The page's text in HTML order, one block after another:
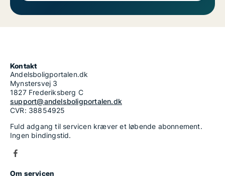
Kontakt
Andelsboligportalen.dk
Mynstersvej 3
1827 Frederiksberg C
support@andelsboligportalen.dk
CVR: 38854925
Fuld adgang til servicen kræver et løbende abonnement.
Ingen bindingstid.
Om servicen